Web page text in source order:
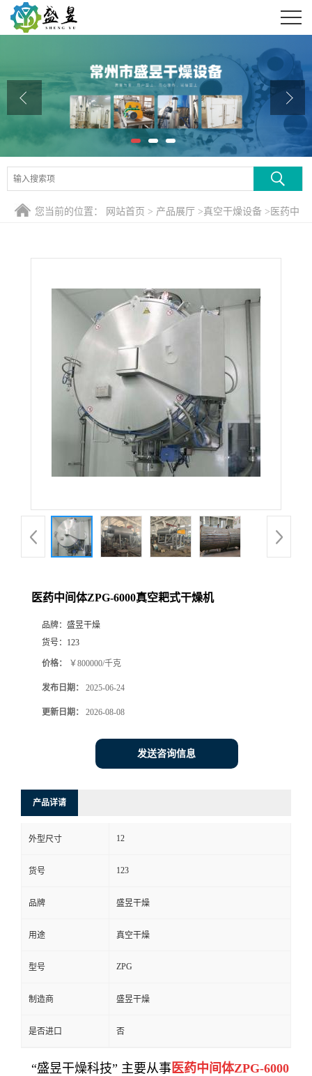
公司介绍
公司动态
产品展厅
证书荣誉
联系方式
您当前的位置： 网站首页 > 产品展厅 >真空干燥设备 > 医药中
医药中间体ZPG-6000真空耙式干燥机
品牌： 盛昱干燥
货号： 123
价格： ￥800000/千克
发布日期： 2025-06-24
更新日期： 2026-08-08
发送咨询信息
产品详请
外型尺寸 12
货号 123
品牌 盛昱干燥
用途 真空干燥
型号 ZPG
制造商 盛昱干燥
是否进口 否
“盛昱干燥科技” 主要从事医药中间体ZPG-6000